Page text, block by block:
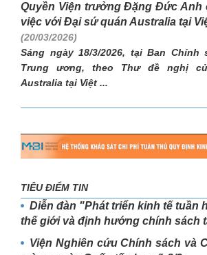
Quyền Viện trưởng Đặng Đức Anh
việc với Đại sứ quán Australia tại
(20/03/2026)
Sáng ngày 18/3/2026, tại Ban Chính
Trung ương, theo Thư đề nghị
Australia tại Việt ...
TIÊU ĐIỂM TIN
Diễn đàn "Phát triển kinh tế tuần
thế giới và định hướng chính sách
Viện Nghiên cứu Chính sách và